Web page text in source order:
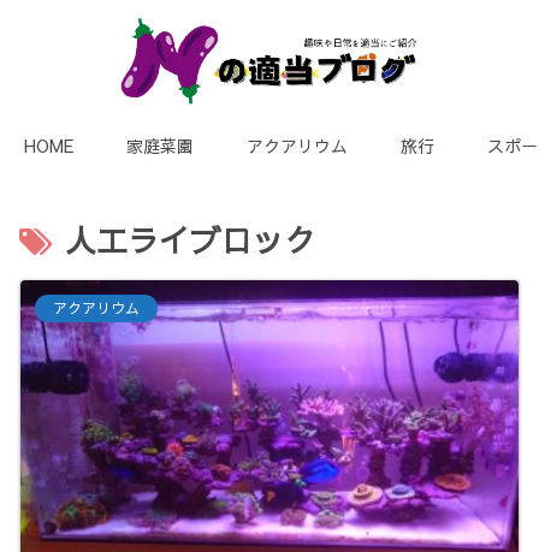
HOME 家庭菜園 アクアリウム 旅行 スポ
人工ライブロック
アクアリウム